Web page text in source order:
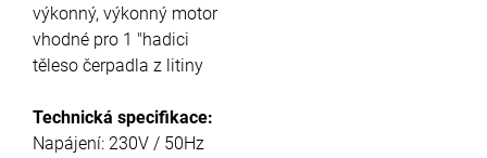
výkonný, výkonný motor
vhodné pro 1 "hadici
těleso čerpadla z litiny
Technická specifikace:
Napájení: 230V / 50Hz